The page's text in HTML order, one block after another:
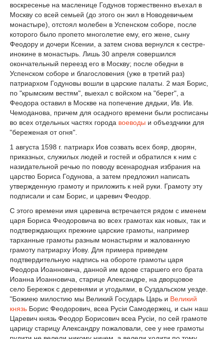
воскресенье на масленице Годунов торжественно въехал в
Москву со всей семьей (до этого он жил в Новодевичьем
монастыре), отстоял молебен в Успенском соборе, после
которого было пропето многолетие ему, его жене, сыну
Феодору и дочери Ксении, а затем снова вернулся к сестре-
инокине в монастырь. Лишь 30 апреля совершился
окончательный переезд его в Москву; после обедни в
Успенском соборе и благословения (уже в третий раз)
патриархом Годуновы вошли в царские палаты. 2 мая Борис,
по "крымским вестям", выехал с войском на "берег", а
Феодора оставил в Москве на попечение дядьки, Ив. Ив.
Чемоданова, причем для осадного времени были росписаны
во всех отдельных частях города воеводы и объездчики для
"береженая от огня".
1 августа 1598 г. патриарх Иов созвать всех бояр, дворян,
приказных, служилых людей и гостей и обратился к ним с
назидательной речью по поводу всенародная избрания на
царство Бориса Годунова, а затем предложил написать
утвержденную грамоту и приложить к ней руки. Грамоту эту
подписали и сам Борис, и царевич Феодор.
С этого времени имя царевича встречается рядом с именем
царя Бориса Феодоровича во всех грамотах как новых, так и
подтверждающих прежние царские грамоты, например
тарханные грамоты разным монастырям и жалованную
грамоту патриарху Иову. Для примера приведем
подтвердительную надпись на обороте грамоты царя
Феодора Иоанновича, данной им вдове старшего его брата
Иоанна Иоанновича, старице Александре, на дворцовое
село Бережок с деревнями и угодьями, в Суздальском уезде.
"Божиею милостию мы Великий Государь Царь и Великий
князь Борис Феодорович, всеа Русiи Самодержец, и сын наш
Царевич князь Феодор Борисович всеа Русiи, по сей грамоте
царицу старицу Александру пожаловали, сее у нее грамоты